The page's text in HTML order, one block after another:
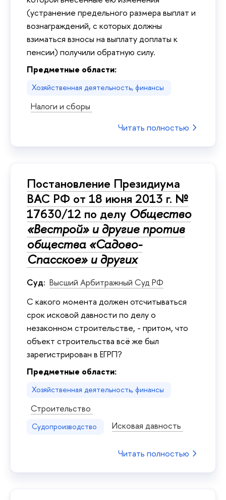
(устранение предельного размера выплат и
вознаграждений, с которых должны
взиматься взносы на выплату доплаты к
пенсии) получили обратную силу.
Предметные области:
Хозяйственная деятельность, финансы
Налоги и сборы
Читать полностью
Постановление Президиума
ВАС РФ от 18 июня 2013 г. №
17630/12 по делу Общество
«Вестрой» и другие против
общества «Садово-
Спасское» и других
Суд: Высший Арбитражный Суд РФ
С какого момента должен отсчитываться
срок исковой давности по делу о
незаконном строительстве, - притом, что
объект строительства всё же был
зарегистрирован в ЕГРП?
Предметные области:
Хозяйственная деятельность, финансы
Строительство
Судопроизводство Исковая давность
Читать полностью